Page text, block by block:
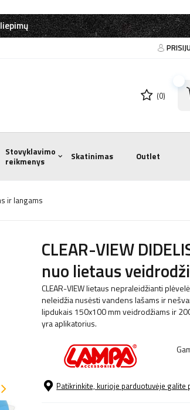
(0)
Stovyklavimo
reikmenys
Skatinimas Outlet
ir langams
CLEAR-VIEW
nuo lietaus
CLEAR-VIEW lietaus nepraleidžianti
neleidžia nusėsti vandens lašams ir
lipdukais 150x100 mm veidrodžiams ir
yra aplikatorius.
Patikrinkite, kurioje parduotuvėje galite